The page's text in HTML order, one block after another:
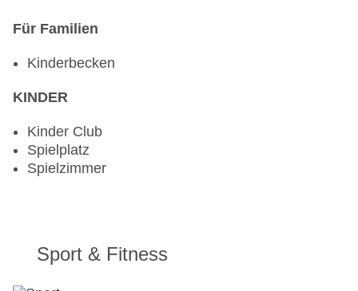
Für Familien
Kinderbecken
KINDER
Kinder Club
Spielplatz
Spielzimmer
Sport & Fitness